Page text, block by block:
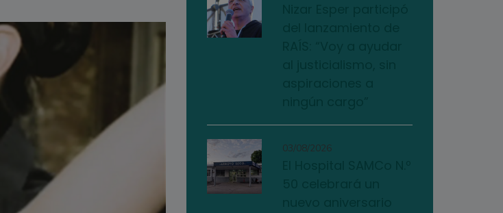
03/08/2026